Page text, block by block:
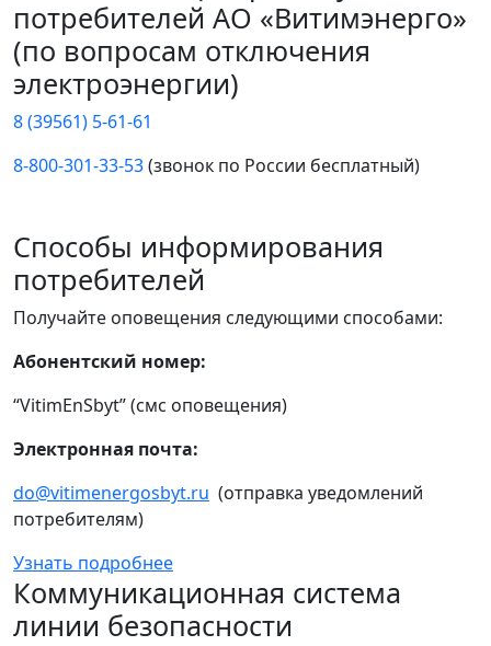
потребителей АО «Витимэнерго»
(по вопросам отключения
электроэнергии)
8 (39561) 5-61-61
8-800-301-33-53(звонок по России бесплатный)
Способы информирования
потребителей
Получайте оповещения следующими способами:
Абонентский номер:
“VitimEnSbyt” (смс оповещения)
Электронная почта:
do@vitimenergosbyt.ru (отправка уведомлений
потребителям)
Узнать подробнее
Коммуникационная система
линии безопасности